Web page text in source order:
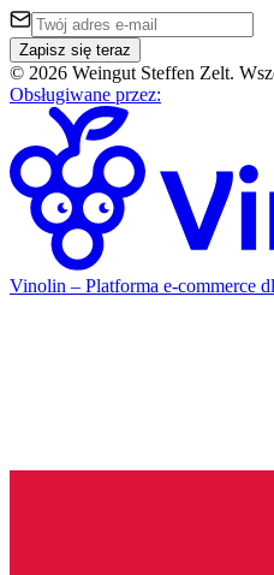
Zapisz się teraz
© 2026 Weingut Steffen Zelt.
Obsługiwane przez:
Vinolin – Platforma e-commerce